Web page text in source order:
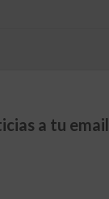
a tu email